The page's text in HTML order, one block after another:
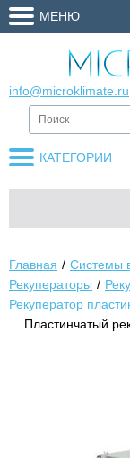
МЕНЮ
info@microklimate.ru
КАТЕГОРИИ
Главная Системы
Рекуператоры
Рекуператор
Пластинчатый